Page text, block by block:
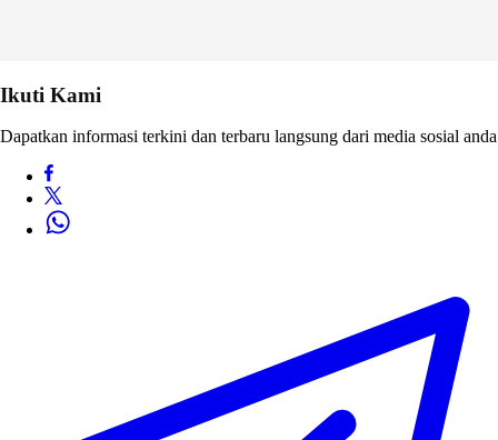
Ikuti Kami
Dapatkan informasi terkini dan terbaru langsung dari media sosial anda